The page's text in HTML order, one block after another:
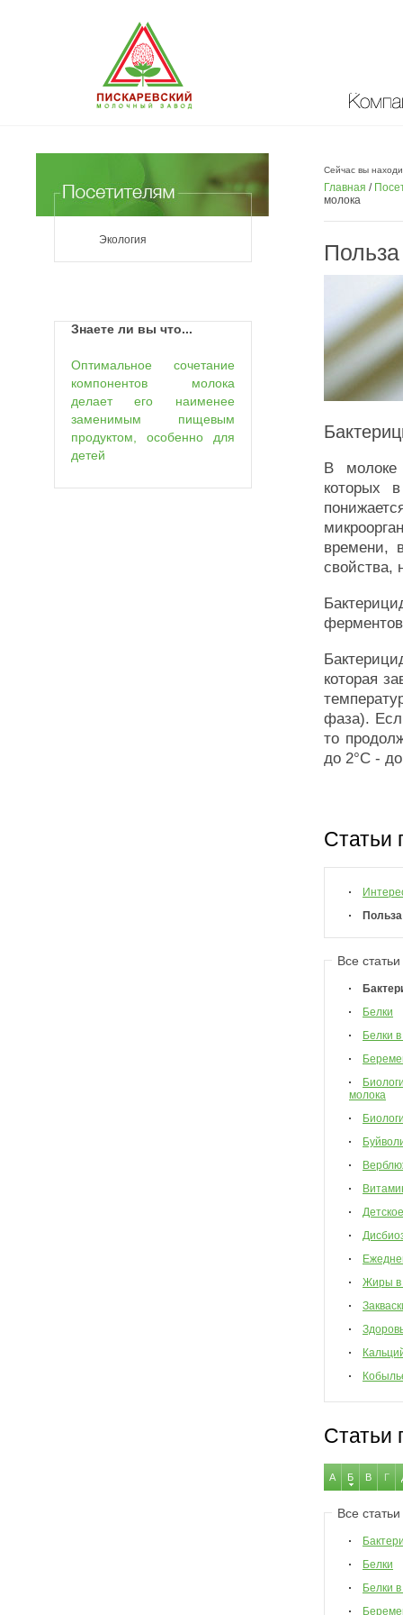
Экология
Знаете ли вы что...
Оптимальное сочетание
компонентов молока
делает его наименее
заменимым пищевым
продуктом, особенно для
детей
Сейчас вы
Главная /
молока
В молоке
которых
времени,
свойства,
которая
фаза).
то
до 2°С -
Статьи
Все
Белки
Белки
молока
Жиры в
Статьи
А Б В Г
Все
Белки
Белки